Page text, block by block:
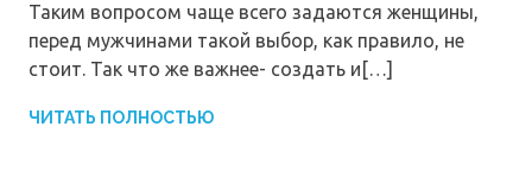
Таким вопросом чаще всего задаются женщины,
перед мужчинами такой выбор, как правило, не
стоит. Так что же важнее- создать и[…]
ЧИТАТЬ ПОЛНОСТЬЮ